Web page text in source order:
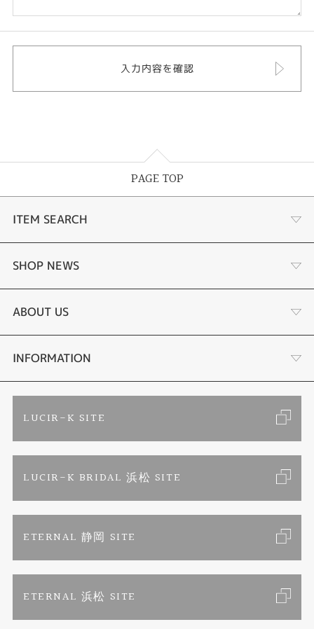
PAGE TOP
ITEM SEARCH
婚約指輪
結婚指輪
セットリング
エタニティリング
婚約ネックレス
真珠ネックレス
SHOP NEWS
商品一覧
ブランドリスト
トピックス
リフォーム
ABOUT US
店舗情報・会社概要
お問い合わせ
INFORMATION
特定商取引に関する表記
LUCIR-K SITE
LUCIR-K BRIDAL 浜松 SITE
ETERNAL 静岡 SITE
ETERNAL 浜松 SITE